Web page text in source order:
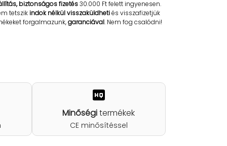
biztonságos fizetés30.000 Ft felett ingyenesen.
tetszikindok nélkül visszaküldhetiés visszafizetjük
forgalmazunk,garanciával. Nem fog csalódni!
Minőségitermékek
CE minősítéssel